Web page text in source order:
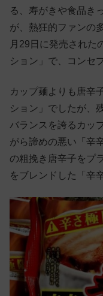
る、寿がきや食品き
が、熱狂的ファンの
月29日に発売された
ション」で、コンセ
カップ麺よりも唐辛
ション」でしたが、
バランスを誇るカッ
がら諦めの悪い「辛
の粗挽き唐辛子をプ
をブレンドした「辛